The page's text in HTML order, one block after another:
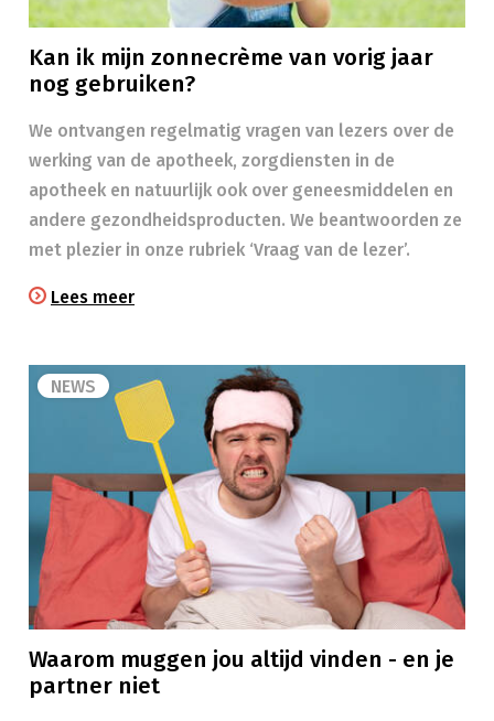
Kan ik mijn zonnecrème van vorig jaar
nog gebruiken?
We ontvangen regelmatig vragen van lezers over de
werking van de apotheek, zorgdiensten in de
apotheek en natuurlijk ook over geneesmiddelen en
andere gezondheidsproducten. We beantwoorden ze
met plezier in onze rubriek ‘Vraag van de lezer’.
Lees meer
NEWS
Waarom muggen jou altijd vinden - en je
partner niet